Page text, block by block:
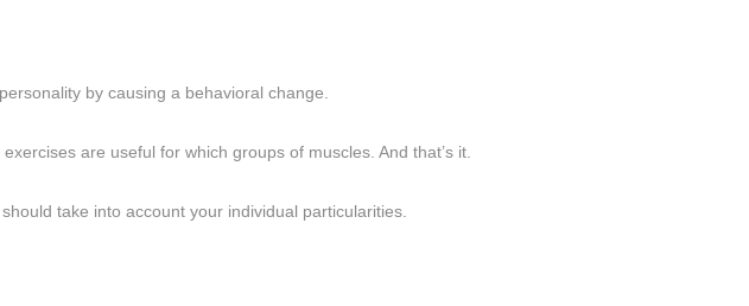
by causing a behavioral change.
are useful for which groups of muscles. And that’s it.
take into account your individual particularities.